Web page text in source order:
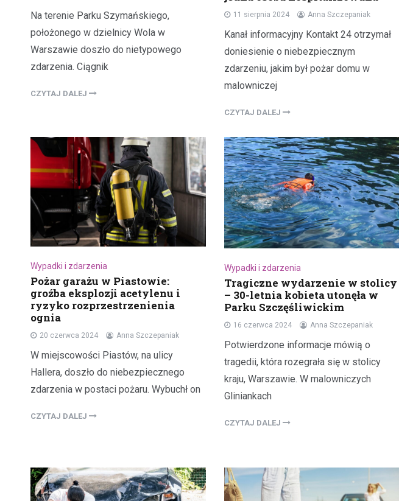
Na terenie Parku Szymańskiego,
położonego w dzielnicy Wola w
Warszawie doszło do nietypowego
zdarzenia. Ciągnik
CZYTAJ DALEJ
11 sierpnia 2024 Anna Szczepaniak
Kanał informacyjny Kontakt 24 otrzymał
doniesienie o niebezpiecznym
zdarzeniu, jakim był pożar domu w
malowniczej
CZYTAJ DALEJ
Wypadki i zdarzenia
Pożar garażu w Piastowie:
groźba eksplozji acetylenu i
ryzyko rozprzestrzenienia
ognia
20 czerwca 2024 Anna Szczepaniak
W miejscowości Piastów, na ulicy
Hallera, doszło do niebezpiecznego
zdarzenia w postaci pożaru. Wybuchł on
CZYTAJ DALEJ
Wypadki i zdarzenia
Tragiczne wydarzenie w stolicy
– 30-letnia kobieta utonęła w
Parku Szczęśliwickim
16 czerwca 2024 Anna Szczepaniak
Potwierdzone informacje mówią o
tragedii, która rozegrała się w stolicy
kraju, Warszawie. W malowniczych
Gliniankach
CZYTAJ DALEJ